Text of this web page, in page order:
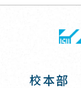
校本部